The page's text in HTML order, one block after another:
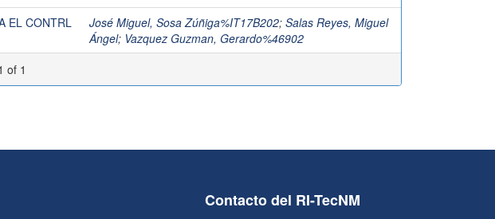
EL CONTRL
José Miguel, Sosa Zúñiga%IT17B202; Salas Reyes, Miguel
Ángel; Vazquez Guzman, Gerardo%46902
of 1
Contacto del RI-TecNM